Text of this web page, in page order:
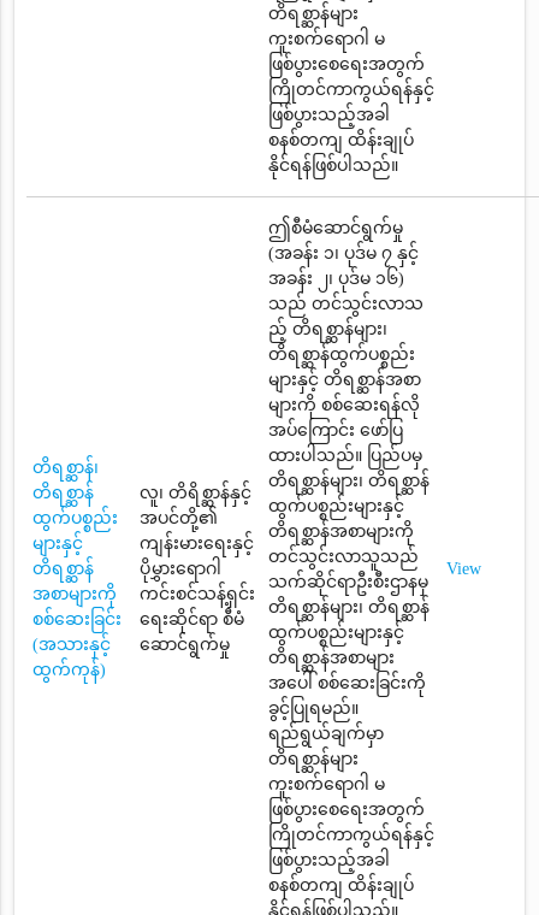
တိရစ္ဆာန်များ
ကူးစက်ရောဂါ မ
ဖြစ်ပွားစေရေးအတွက်
ကြိုတင်ကာကွယ်ရန်နှင့်
ဖြစ်ပွားသည့်အခါ
စနစ်တကျ ထိန်းချုပ်
နိုင်ရန်ဖြစ်ပါသည်။
တိရစ္ဆာန်၊
တိရစ္ဆာန်
ထွက်ပစ္စည်း
များနှင့်
တိရစ္ဆာန်
အစာများကို
စစ်ဆေးခြင်း
(အသားနှင့်
ထွက်ကုန်)
လူ၊ တိရိစ္ဆာန်နှင့်
အပင်တို့၏
ကျန်းမားရေးနှင့်
ပိုမွှားရောဂါ
ကင်းစင်သန့်ရှင်း
ရေးဆိုင်ရာ စီမံ
ဆောင်ရွက်မှု
ဤစီမံဆောင်ရွက်မှု
(အခန်း ၁၊ ပုဒ်မ ၇ နှင့်
အခန်း ၂၊ ပုဒ်မ ၁၆)
သည် တင်သွင်းလာသ
ည့် တိရစ္ဆာန်များ၊
တိရစ္ဆာန်ထွက်ပစ္စည်း
များနှင့် တိရစ္ဆာန်အစာ
များကို စစ်ဆေးရန်လို
အပ်ကြောင်း ဖော်ပြ
ထားပါသည်။ ပြည်ပမှ
တိရစ္ဆာန်များ၊ တိရစ္ဆာန်
ထွက်ပစ္စည်းများနှင့်
တိရစ္ဆာန်အစာများကို
တင်သွင်းလာသူသည်
သက်ဆိုင်ရာဦးစီးဌာနမှ
တိရစ္ဆာန်များ၊ တိရစ္ဆာန်
ထွက်ပစ္စည်းများနှင့်
တိရစ္ဆာန်အစာများ
အပေါ် စစ်ဆေးခြင်းကို
ခွင့်ပြုရမည်။
ရည်ရွယ်ချက်မှာ
တိရစ္ဆာန်များ
ကူးစက်ရောဂါ မ
ဖြစ်ပွားစေရေးအတွက်
ကြိုတင်ကာကွယ်ရန်နှင့်
ဖြစ်ပွားသည့်အခါ
စနစ်တကျ ထိန်းချုပ်
နိုင်ရန်ဖြစ်ပါသည်။
View